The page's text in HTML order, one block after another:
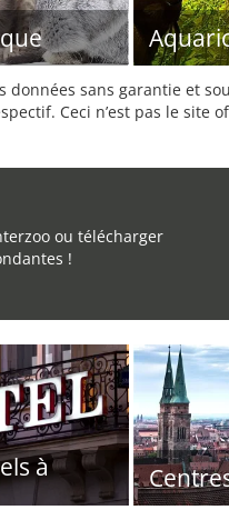
données sans garantie et
Ceci n’est pas le site
ou télécharger
!
à